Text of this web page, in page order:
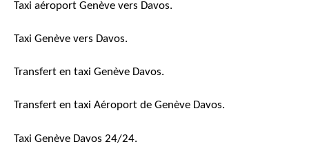
Taxi aéroport Genève vers Davos.
Taxi Genève vers Davos.
Transfert en taxi Genève Davos.
Transfert en taxi Aéroport de Genève Davos.
Taxi Genève Davos 24/24.